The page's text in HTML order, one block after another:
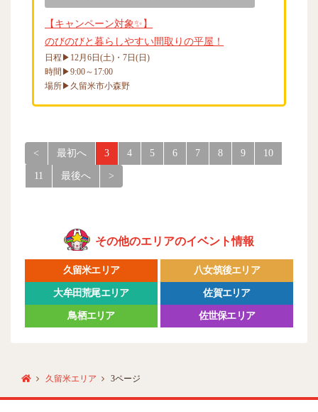
【キャンペーン対象✨】
のびのびと暮らしやすい間取りの平屋！
日程▶12月6日(土)・7日(日)
時間▶9:00～17:00
場所▶久留米市小森野
< 最初へ 3 4 5 6 7 8 9 10
11 最後へ >
その他のエリアのイベント情報
久留米エリア 八女筑後エリア
大牟田荒尾エリア 佐賀エリア
鳥栖エリア 佐世保エリア
久留米エリア 3ページ